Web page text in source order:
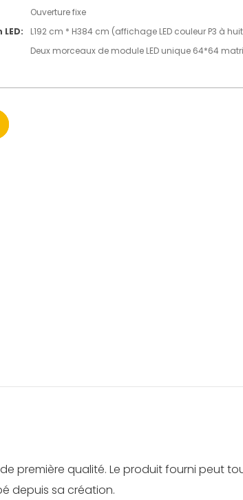
Ouverture fixe
L192 cm * H384 cm (affichage LED couleur P3 à
Deux morceaux de module LED unique 64*64
première qualité. Le produit fourni peut
depuis sa création.